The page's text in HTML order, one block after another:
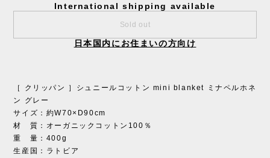
International shipping available
Sold out
日本国内にお住まいの方向け
［ クリッパン ］シュニールコットン mini blanket ミナペルホネ
ン グレー
サイズ：約W70×D90cm
材 質：オーガニックコットン100％
重 量：400g
生産国：ラトビア